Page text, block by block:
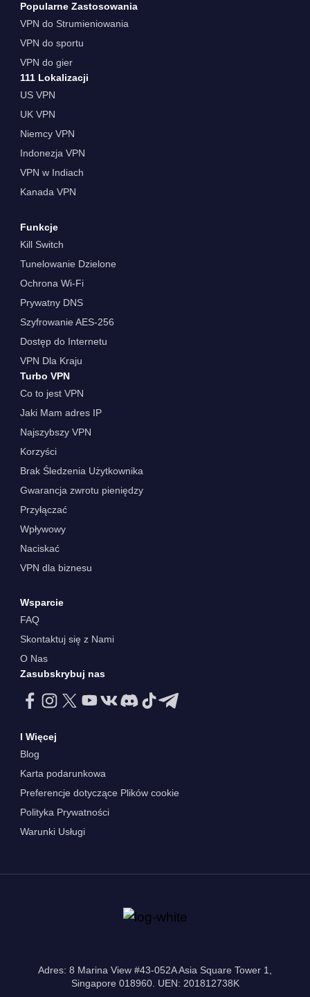
Popularne Zastosowania
VPN do Strumieniowania
VPN do sportu
VPN do gier
111 Lokalizacji
US VPN
UK VPN
Niemcy VPN
Indonezja VPN
VPN w Indiach
Kanada VPN
Funkcje
Kill Switch
Tunelowanie Dzielone
Ochrona Wi-Fi
Prywatny DNS
Szyfrowanie AES-256
Dostęp do Internetu
VPN Dla Kraju
Turbo VPN
Co to jest VPN
Jaki Mam adres IP
Najszybszy VPN
Korzyści
Brak Śledzenia Użytkownika
Gwarancja zwrotu pieniędzy
Przyłączać
Wpływowy
Naciskać
VPN dla biznesu
Wsparcie
FAQ
Skontaktuj się z Nami
O Nas
Zasubskrybuj nas
I Więcej
Blog
Karta podarunkowa
Preferencje dotyczące Plików cookie
Polityka Prywatności
Warunki Usługi
Adres: 8 Marina View #43-052A Asia Square Tower 1,
Singapore 018960. UEN: 201812738K